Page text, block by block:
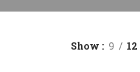
Show 9 12